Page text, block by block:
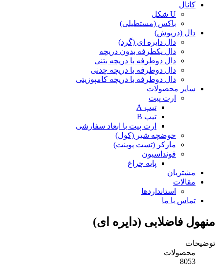
کانال
U شکل
باکس (مستطیلی)
دال (درپوش)
دال دایره ای (گرد)
دال یکطرفه بدون دریچه
دال دوطرفه با دریچه بتنی
دال دوطرفه با دریچه چدنی
دال دوطرفه با دریچه کامپوزیتی
سایر محصولات
ارت پیت
تیپ A
تیپ B
ارت پیت با ابعاد سفارشی
حوضچه شیر (کول)
مارکر (تست پوینت)
فونداسیون
پایه چراغ
مشتریان
مقالات
استانداردها
تماس با ما
منهول فاضلابی (دایره ای)
توضیحات
محصولات
8053